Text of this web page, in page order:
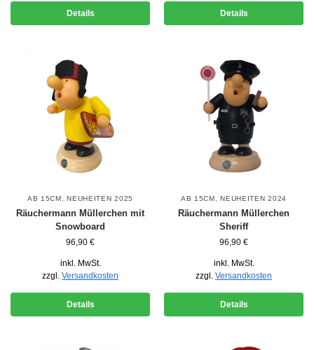
Details Details
AB 15CM ,NEUHEITEN 2025
Räuchermann Müllerchen mit
Snowboard
96,90 €
inkl. MwSt.
zzgl. Versandkosten
Details
AB 15CM ,NEUHEITEN 2024
Räuchermann Müllerchen
Sheriff
96,90 €
inkl. MwSt.
zzgl. Versandkosten
Details